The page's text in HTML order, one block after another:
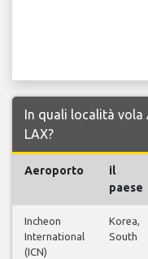
In quali località vola
LAX?
Aeroporto
il
paese
Incheon
International
(ICN)
Korea,
South